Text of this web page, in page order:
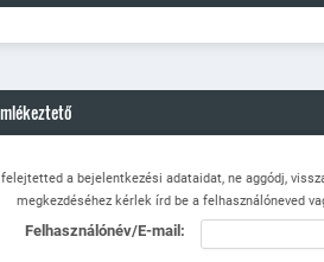
a bejelentkezési adataidat, ne aggódj,
megkezdéséhez kérlek írd be a felhasználóneved
Felhasználónév/E-mail: